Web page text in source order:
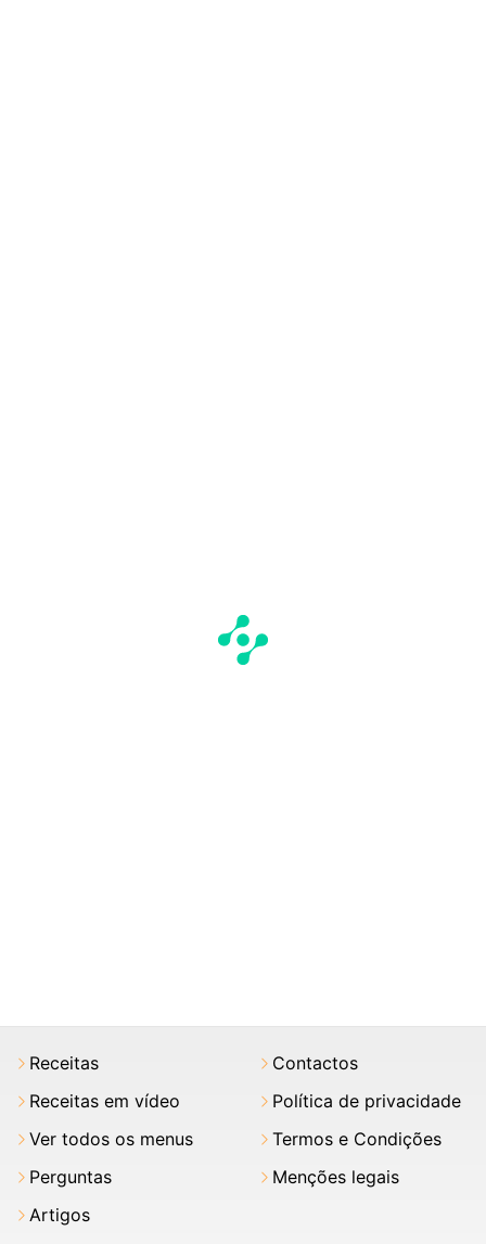
Receitas
Receitas em vídeo
Ver todos os menus
Perguntas
Artigos
Contactos
Política de privacidade
Termos e Condições
Menções legais